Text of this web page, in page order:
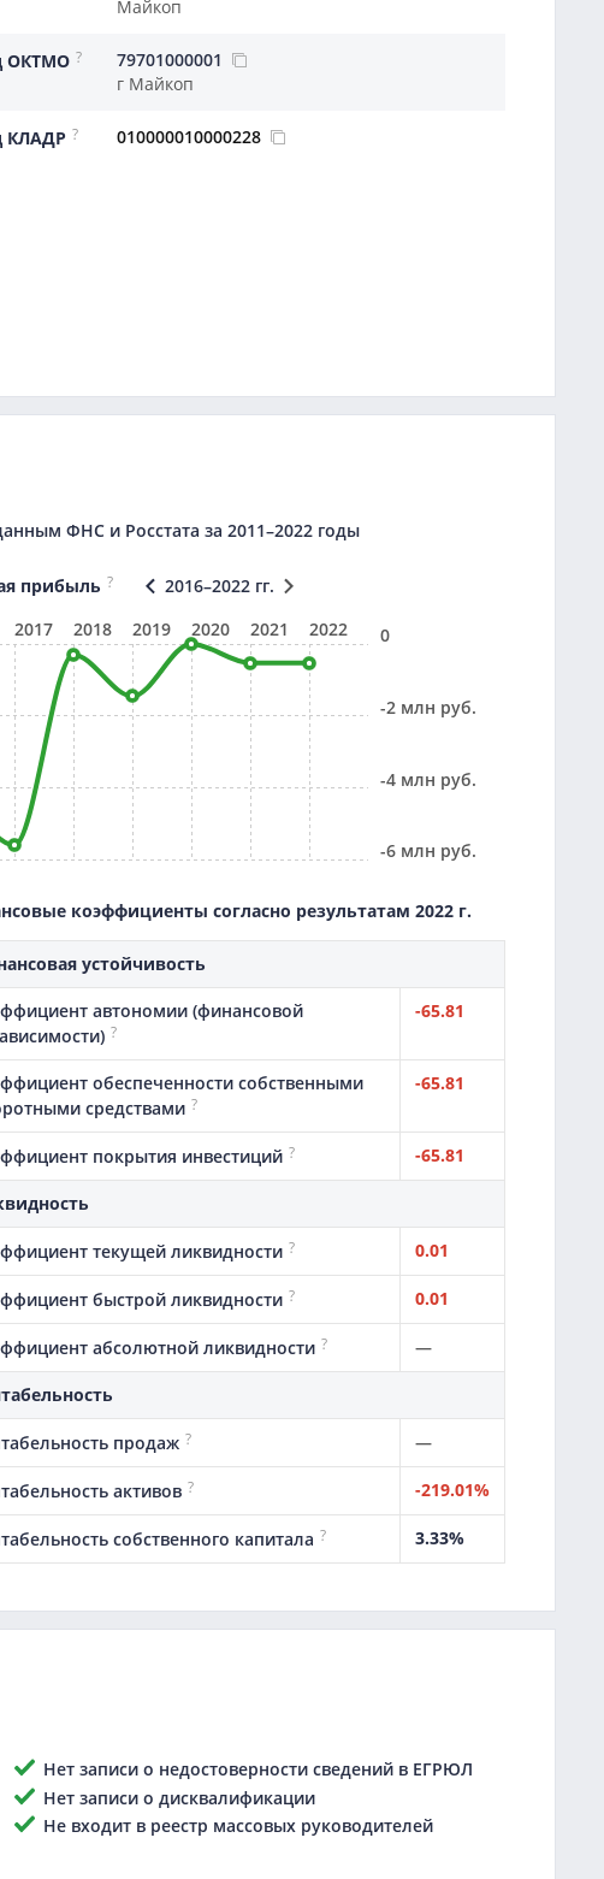
Майкоп
ОКТМО ?
79701000001
г Майкоп
КЛАДР ? 010000010000228
ФНС и Росстата за 2011–2022 годы
прибыль ?
2016–2022 гг.
2017 2018 2019 2020 2021 2022
-6 млн руб.
-4 млн руб.
-2 млн руб.
0
коэффициенты согласно результатам 2022 г.
устойчивость
автономии (финансовой
?
-65.81
обеспеченности собственными
средствами ?
-65.81
покрытия инвестиций ? -65.81
текущей ликвидности ? 0.01
быстрой ликвидности ? 0.01
абсолютной ликвидности ? —
продаж ? —
активов ? -219.01%
собственного капитала ? 3.33%
Нет записи о недостоверности сведений в ЕГРЮЛ
Нет записи о дисквалификации
Не входит в реестр массовых руководителей